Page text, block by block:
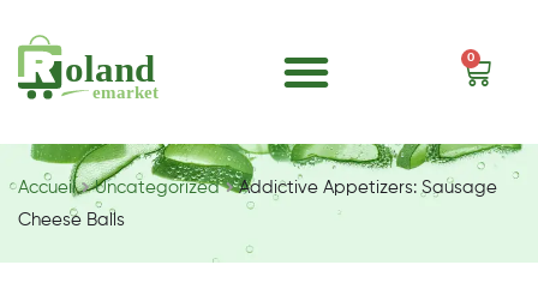
0
Accueil Uncategorized
Addictive Appetizers: Sausage
Cheese Balls